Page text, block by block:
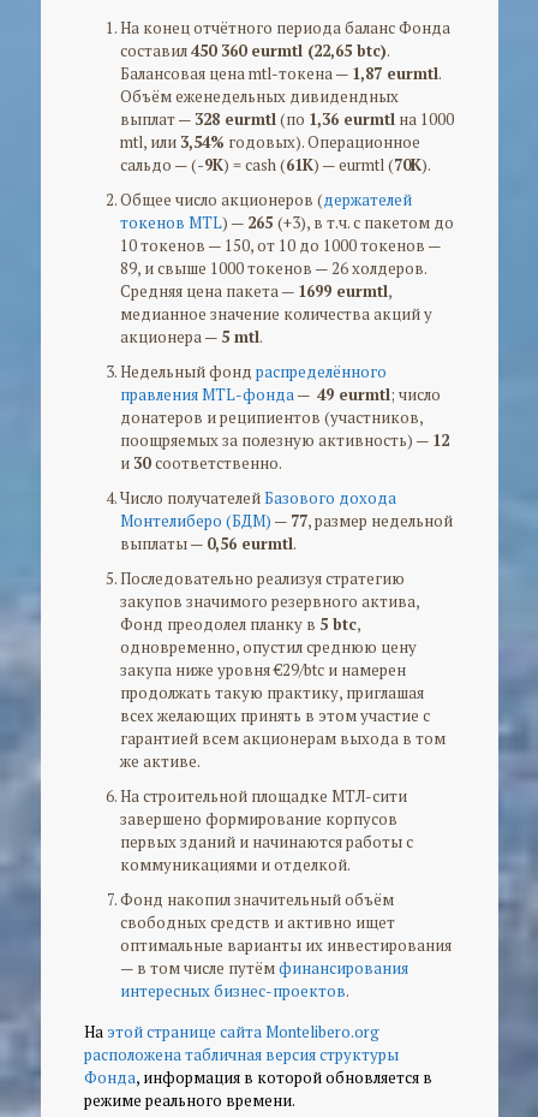
На конец отчётного периода баланс Фонда
составил450 360 eurmtl (22,65 btc).
Балансовая цена mtl-токена — 1,87 eurmtl.
Объём еженедельных дивидендных
выплат — 328 eurmtl(по 1,36 eurmtlна 1000
mtl, или 3,54% годовых). Операционное
сальдо — (-9K) = cash (61K) — eurmtl (70K).
Общее число акционеров (держателей
токенов MTL) — 265 (+3), в т.ч. с пакетом до
10 токенов — 150, от 10 до 1000 токенов —
89, и свыше 1000 токенов — 26 холдеров.
Средняя цена пакета — 1699 eurmtl,
медианное значение количества акций у
акционера — 5 mtl.
Недельный фонд распределённого
правления MTL-фонда— 49 eurmtl; число
донатеров и реципиентов (участников,
поощряемых за полезную активность) — 12
и 30соответственно.
Число получателейБазового дохода
Монтелиберо (БДМ) — 77, размер недельной
выплаты — 0,56 eurmtl.
Последовательно реализуя стратегию
закупов значимого резервного актива,
Фонд преодолел планку в 5 btc,
одновременно, опустил среднюю цену
закупа ниже уровня €29/btc и намерен
продолжать такую практику, приглашая
всех желающих принять в этом участие с
гарантией всем акционерам выхода в том
же активе.
На строительной площадке МТЛ-сити
завершено формирование корпусов
первых зданий и начинаются работы с
коммуникациями и отделкой.
Фонд накопил значительный объём
свободных средств и активно ищет
оптимальные варианты их инвестирования
— в том числе путёмфинансирования
интересных бизнес-проектов.
На этой странице сайта Montelibero.org
расположена табличная версия структуры
Фонда, информация в которой обновляется в
режиме реального времени.